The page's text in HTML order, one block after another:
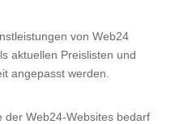
von Web24
aktuellen Preislisten und
angepasst werden.
der Web24-Websites bedarf